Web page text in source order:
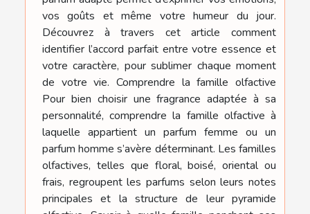
vos goûts et même votre humeur du jour.
Découvrez à travers cet article comment
identifier l’accord parfait entre votre essence et
votre caractère, pour sublimer chaque moment
de votre vie. Comprendre la famille olfactive
Pour bien choisir une fragrance adaptée à sa
personnalité, comprendre la famille olfactive à
laquelle appartient un parfum femme ou un
parfum homme s’avère déterminant. Les familles
olfactives, telles que floral, boisé, oriental ou
frais, regroupent les parfums selon leurs notes
principales et la structure de leur pyramide